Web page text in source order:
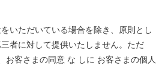
いただいている場合を除き、原則とし
者に対して提供いたしません。ただ
お客さまの同意 な しに お客さまの個人